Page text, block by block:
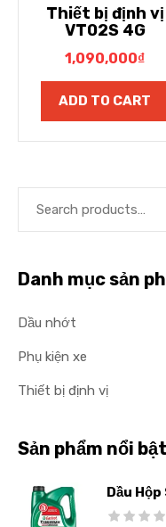
Thiết bị định vị
VT02S 4G
1,090,000₫
ADD TO CART
Danh mục sản
Dầu nhớt
Phụ kiện xe
Thiết bị định vị
Sản phẩm nổi bật
Dầu